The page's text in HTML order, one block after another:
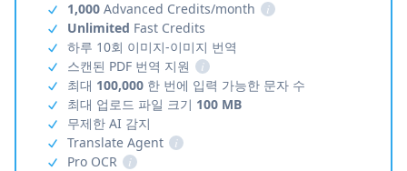
1,000 Advanced Credits/month
i
Unlimited Fast Credits
하루 10회 이미지-이미지 번역
스캔된 PDF 번역 지원
i
최대 100,000 한 번에 입력 가능한 문자 수
최대 업로드 파일 크기 100 MB
무제한 AI 감지
Translate Agent
i
Pro OCR
i